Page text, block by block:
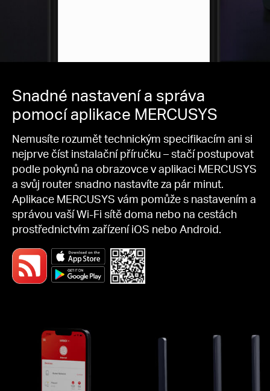
Snadné nastavení a správa
pomocí aplikace MERCUSYS
Nemusíte rozumět technickým specifikacím ani si
nejprve číst instalační příručku – stačí postupovat
podle pokynů na obrazovce v aplikaci MERCUSYS
a svůj router snadno nastavíte za pár minut.
Aplikace MERCUSYS vám pomůže s nastavením a
správou vaší Wi-Fi sítě doma nebo na cestách
prostřednictvím zařízení iOS nebo Android.